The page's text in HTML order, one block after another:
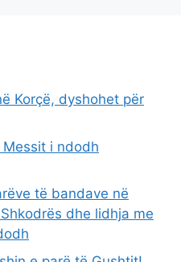
Korçë, dyshohet për
i ndodh
të bandave në
dhe lidhja me